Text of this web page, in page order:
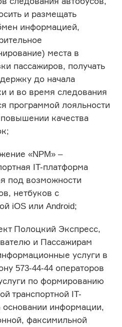
и размещать
информацией,
места в
пассажиров, получать
до начала
и во время следования
программой лояльности
повышении качества
«NPM» –
IT-платформа
под возможности
нетбуков с
iOS или Android;
Полоцкий Экспресс,
и Пассажирам
услуги в
573-44-44 операторов
по формированию
транспортной IT-
информации,
факсимильной